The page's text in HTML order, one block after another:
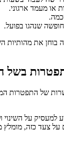
או מעמד ארגוני.
שנהגו בפועל.
את
בשל
של התפטרות
למעסיק על
על צעד כזה,